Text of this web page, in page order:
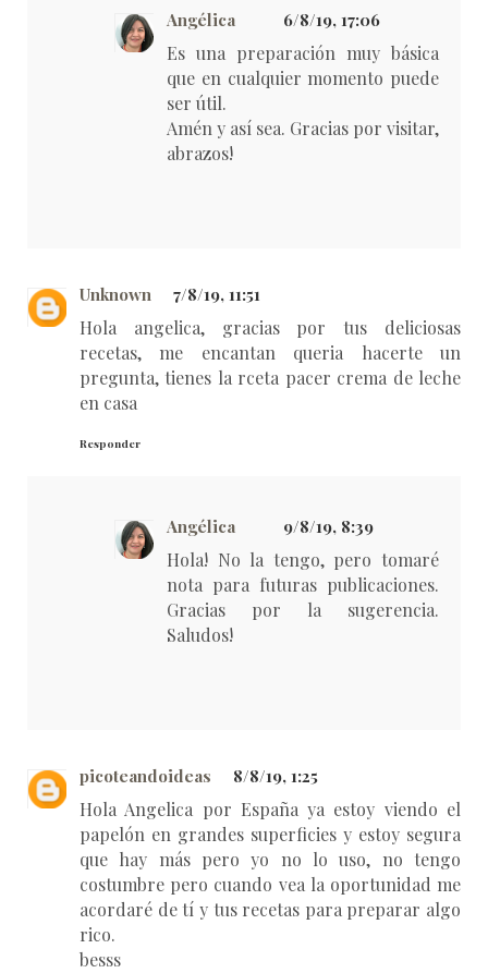
Angélica 6/8/19, 17:06
Es una preparación muy básica
que en cualquier momento puede
ser útil.
Amén y así sea. Gracias por visitar,
abrazos!
Unknown 7/8/19, 11:51
Hola angelica, gracias por tus deliciosas
recetas, me encantan queria hacerte un
pregunta, tienes la rceta pacer crema de leche
en casa
Responder
Angélica 9/8/19, 8:39
Hola! No la tengo, pero tomaré
nota para futuras publicaciones.
Gracias por la sugerencia.
Saludos!
picoteandoideas 8/8/19, 1:25
Hola Angelica por España ya estoy viendo el
papelón en grandes superficies y estoy segura
que hay más pero yo no lo uso, no tengo
costumbre pero cuando vea la oportunidad me
acordaré de tí y tus recetas para preparar algo
rico.
besss